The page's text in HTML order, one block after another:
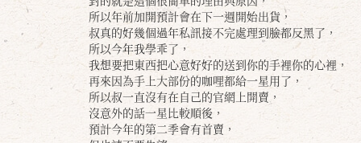
所以年前加開預計會在下一週開始出貨，
叔真的好幾個過年私訊接不完處理到臉都反黑了，
所以今年我學乖了，
我想要把東西把心意好好的送到你的手裡你的心裡，
再來因為手上大部份的咖哩都給一星用了，
所以叔一直沒有在自己的官網上開賣，
沒意外的話一星比較順後，
預計今年的第二季會有首賣，